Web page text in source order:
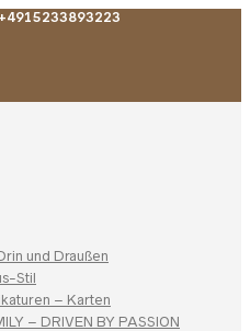
+4915233893223
und Draußen
Stil
– Karten
– DRIVEN BY PASSION